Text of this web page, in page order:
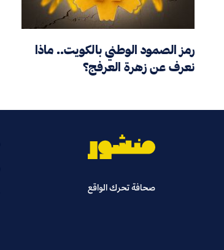
رمز الصمود الوطني بالكويت.. ماذا
نعرف عن زهرة العرفج؟
صحافة تحرك الواقع